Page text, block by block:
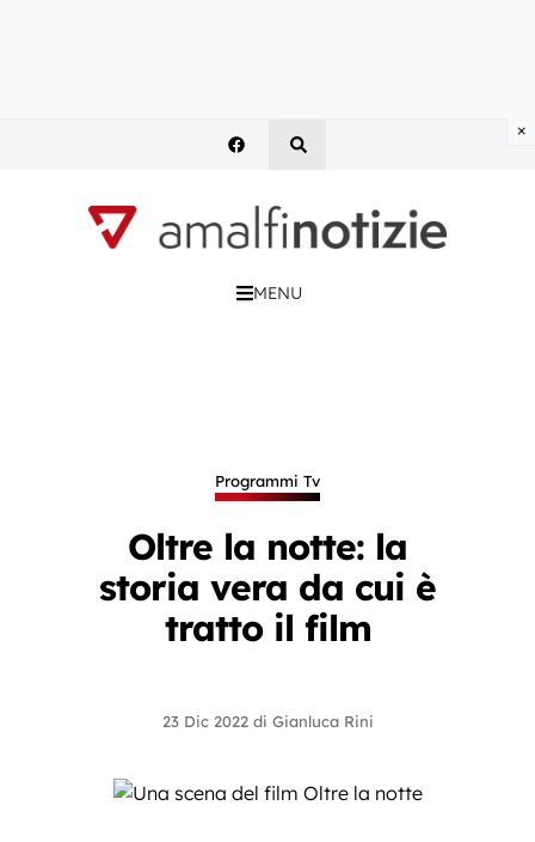
MENU
Programmi Tv
Oltre la notte: la
storia vera da cui è
tratto il film
23 Dic 2022 di Gianluca Rini
×